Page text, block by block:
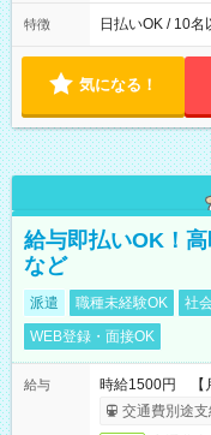
り ※夜勤シフト
特徴 日払いOK / 10
気になる！
給与即払いOK！
など
派遣 職種未経験OK 社
WEB登録・面接OK
給与
時給1500円 【
交通費別途支